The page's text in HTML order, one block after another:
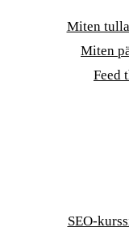
Miten
Miten
Feed
SEO-